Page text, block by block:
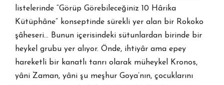
listelerinde “Görüp Görebileceğiniz 10 Hârika
Kütüphâne” konseptinde sürekli yer alan bir Rokoko
şâheseri… Bunun içerisindeki sütunlardan birinde bir
heykel grubu yer alıyor. Önde, ihtiyâr ama epey
hareketli bir kanatlı tanrı olarak müheykel Kronos,
yâni Zaman, yâni şu meşhur Goya’nın, çocuklarını